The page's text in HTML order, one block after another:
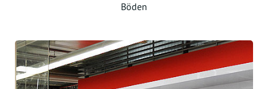
Böden